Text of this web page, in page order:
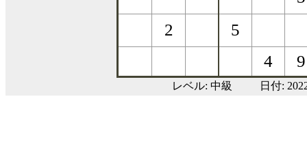
レベル: 中級 日付: